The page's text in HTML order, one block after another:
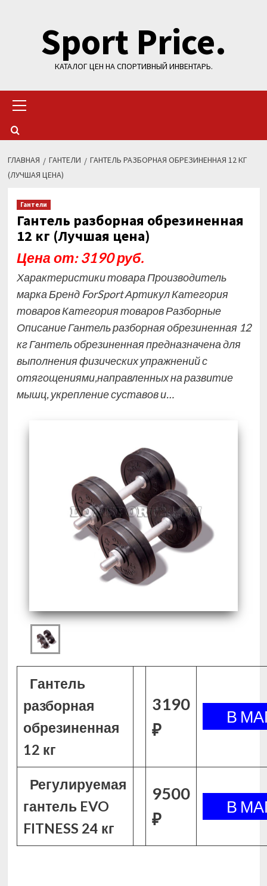
содержимомуSport Price.
КАТАЛОГ ЦЕН НА СПОРТИВНЫЙ ИНВЕНТАРЬ.
меню
ГЛАВНАЯ ГАНТЕЛИ
ГАНТЕЛЬ РАЗБОРНАЯ ОБРЕЗИНЕННАЯ 12 КГ
(ЛУЧШАЯ ЦЕНА)
Гантели
Гантель разборная обрезиненная
12 кг (Лучшая цена)
Цена от: 3190 руб.
Характеристики товара Производитель
марка Бренд ForSport Артикул Категория
товаров Категория товаров Разборные
Описание Гантель разборная обрезиненная 12
кг Гантель обрезиненная предназначена для
выполнения физических упражнений с
отягощениями,направленных на развитие
мышц, укрепление суставов и…
Гантель
разборная
обрезиненная
12 кг
3190
₽
Регулируемая
гантель EVO
FITNESS 24 кг
9500
₽